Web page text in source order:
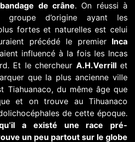
de crâne. On réussi à
groupe d’origine ayant les
fortes et naturelles est celui
précédé le premier Inca
influencé à la fois les Incas
Et le chercheur A.H.Verrillet
que la plus ancienne ville
Tiahuanaco, du même âge que
et on trouve au Tihuanaco
de cette époque.
a existé une race pré-
un peu partout sur le globe